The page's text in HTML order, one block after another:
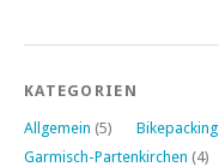
KATEGORIEN
Allgemein (5) Bikepacking
Garmisch-Partenkirchen (4)